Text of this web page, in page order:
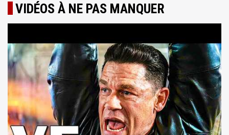
VIDÉOS À NE PAS MANQUER